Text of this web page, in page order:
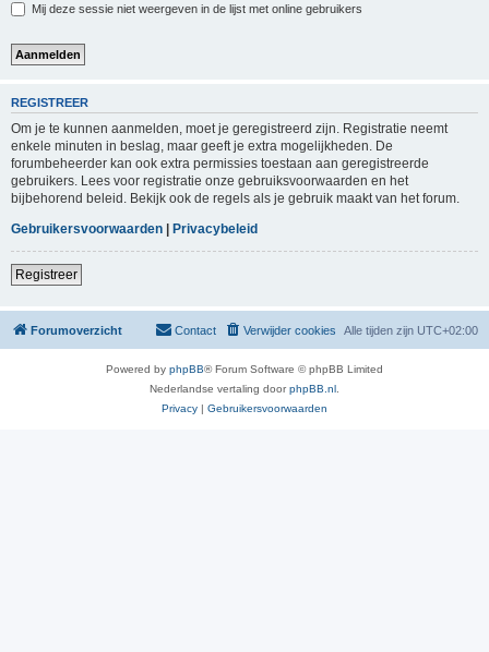
Mij deze sessie niet weergeven in de lijst met online gebruikers
REGISTREER
Om je te kunnen aanmelden, moet je geregistreerd zijn. Registratie neemt
enkele minuten in beslag, maar geeft je extra mogelijkheden. De
forumbeheerder kan ook extra permissies toestaan aan geregistreerde
gebruikers. Lees voor registratie onze gebruiksvoorwaarden en het
bijbehorend beleid. Bekijk ook de regels als je gebruik maakt van het forum.
Gebruikersvoorwaarden | Privacybeleid
Registreer
Forumoverzicht Alle tijden zijn UTC+02:00
Verwijder cookies
Contact
Powered by phpBB® Forum Software © phpBB Limited
Nederlandse vertaling doorphpBB.nl
Privacy | Gebruikersvoorwaarden